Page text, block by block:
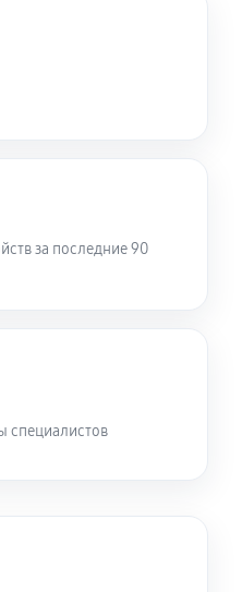
за последние 90
специалистов